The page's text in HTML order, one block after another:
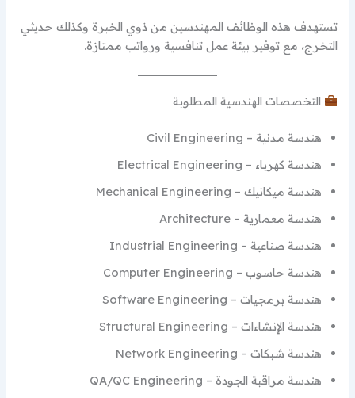
تستهدف هذه الوظائف المهندسين من ذوي الخبرة وكذلك حديثي
التخرج، مع توفير بيئة عمل تنافسية ورواتب ممتازة.
التخصصات الهندسية المطلوبة
هندسة مدنية – Civil Engineering
هندسة كهرباء – Electrical Engineering
هندسة ميكانيك – Mechanical Engineering
هندسة معمارية – Architecture
هندسة صناعية – Industrial Engineering
هندسة حاسوب – Computer Engineering
هندسة برمجيات – Software Engineering
هندسة الإنشاءات – Structural Engineering
هندسة شبكات – Network Engineering
هندسة مراقبة الجودة – QA/QC Engineering